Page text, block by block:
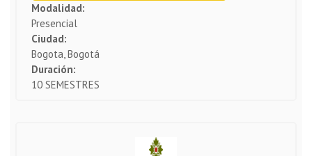
Modalidad:
Presencial
Ciudad:
Bogota, Bogotá
Duración:
10 SEMESTRES